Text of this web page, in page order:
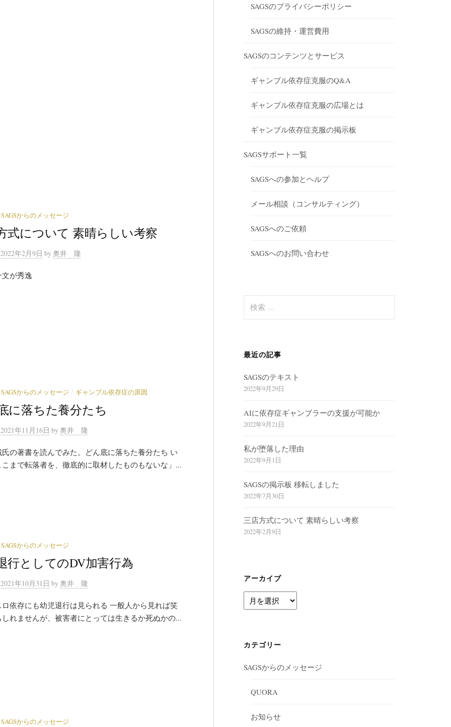
SAGSからのメッセージ
式について 素晴らしい考察
2022年2月9日 by 奥井 隆
が秀逸
SAGSからのメッセージ / ギャンブル依存症の原因
に落ちた養分たち
2021年11月16日 by 奥井 隆
の著書を読んでみた。どん底に落ちた養分たち い
まで転落者を、徹底的に取材したものもないな」...
SAGSからのメッセージ
行としてのDV加害行為
2021年10月31日 by 奥井 隆
依存にも幼児退行は見られる 一般人から見れば笑
れませんが、被害者にとっては生きるか死ぬかの...
SAGSからのメッセージ
SAGSのプライバシーポリシー
SAGSの維持・運営費用
SAGSのコンテンツとサービス
ギャンブル依存症克服のQ&A
ギャンブル依存症克服の広場とは
ギャンブル依存症克服の掲示板
SAGSサポート一覧
SAGSへの参加とヘルプ
メール相談（コンサルティング）
SAGSへのご依頼
SAGSへのお問い合わせ
索
最近の記事
SAGSのテキスト
2022年9月29日
AIに依存症ギャンブラーの支援が可能か
2022年9月21日
私が堕落した理由
2022年9月1日
SAGSの掲示板 移転しました
2022年7月30日
三店方式について 素晴らしい考察
2022年2月9日
アーカイブ
ア
ー
ブ
カテゴリー
SAGSからのメッセージ
QUORA
お知らせ